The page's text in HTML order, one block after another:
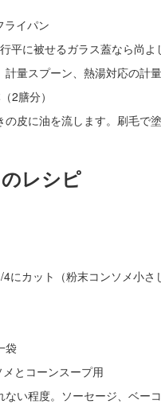
ライパン
平に被せるガラス蓋なら尚よ
計量スプーン、熱湯対応の計
2膳分）
皮に油を流します。刷毛で
レシピ
カット（粉末コンソメ小さ
袋
とコーンスープ用
い程度。ソーセージ、ベー